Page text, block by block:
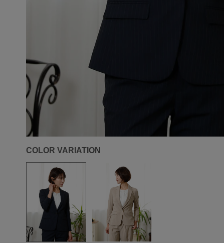
COLOR VARIATION